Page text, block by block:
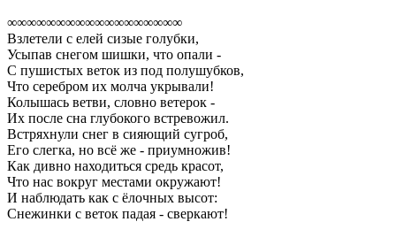
∞∞∞∞∞∞∞∞∞∞∞∞∞∞∞∞∞∞
Взлетели с елей сизые голубки,
Усыпав снегом шишки, что опали -
С пушистых веток из под полушубков,
Что серебром их молча укрывали!
Колышась ветви, словно ветерок -
Их после сна глубокого встревожил.
Встряхнули снег в сияющий сугроб,
Его слегка, но всё же - приумножив!
Как дивно находиться средь красот,
Что нас вокруг местами окружают!
И наблюдать как с ёлочных высот:
Снежинки с веток падая - сверкают!